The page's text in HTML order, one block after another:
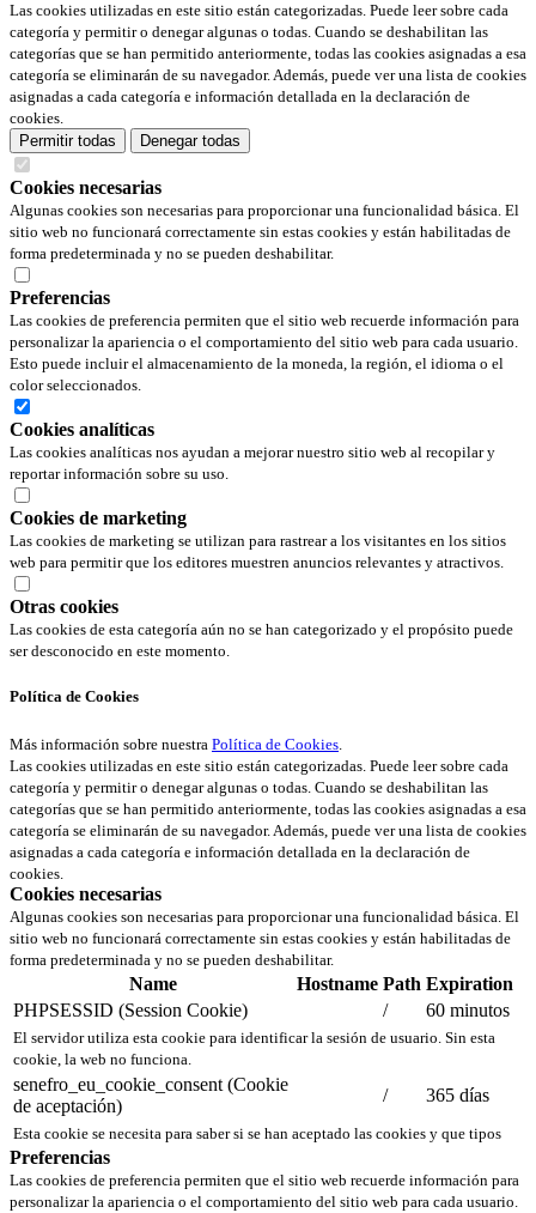
Las cookies utilizadas en este sitio están categorizadas. Puede leer sobre cada
categoría y permitir o denegar algunas o todas. Cuando se deshabilitan las
categorías que se han permitido anteriormente, todas las cookies asignadas a esa
categoría se eliminarán de su navegador. Además, puede ver una lista de cookies
asignadas a cada categoría e información detallada en la declaración de
cookies.
Permitir todas
Denegar todas
Cookies necesarias
Algunas cookies son necesarias para proporcionar una funcionalidad básica. El
sitio web no funcionará correctamente sin estas cookies y están habilitadas de
forma predeterminada y no se pueden deshabilitar.
Preferencias
Las cookies de preferencia permiten que el sitio web recuerde información para
personalizar la apariencia o el comportamiento del sitio web para cada usuario.
Esto puede incluir el almacenamiento de la moneda, la región, el idioma o el
color seleccionados.
Cookies analíticas
Las cookies analíticas nos ayudan a mejorar nuestro sitio web al recopilar y
reportar información sobre su uso.
Cookies de marketing
Las cookies de marketing se utilizan para rastrear a los visitantes en los sitios
web para permitir que los editores muestren anuncios relevantes y atractivos.
Otras cookies
Las cookies de esta categoría aún no se han categorizado y el propósito puede
ser desconocido en este momento.
Política de Cookies
Más información sobre nuestra Política de Cookies.
Las cookies utilizadas en este sitio están categorizadas. Puede leer sobre cada
categoría y permitir o denegar algunas o todas. Cuando se deshabilitan las
categorías que se han permitido anteriormente, todas las cookies asignadas a esa
categoría se eliminarán de su navegador. Además, puede ver una lista de cookies
asignadas a cada categoría e información detallada en la declaración de
cookies.
Cookies necesarias
Algunas cookies son necesarias para proporcionar una funcionalidad básica. El
sitio web no funcionará correctamente sin estas cookies y están habilitadas de
forma predeterminada y no se pueden deshabilitar.
Name Hostname Path Expiration
PHPSESSID (Session Cookie)
/ 60 minutos
El servidor utiliza esta cookie para identificar la sesión de usuario. Sin esta
cookie, la web no funciona.
senefro_eu_cookie_consent (Cookie
de aceptación)
/ 365 días
Esta cookie se necesita para saber si se han aceptado las cookies y que tipos
Preferencias
Las cookies de preferencia permiten que el sitio web recuerde información para
personalizar la apariencia o el comportamiento del sitio web para cada usuario.